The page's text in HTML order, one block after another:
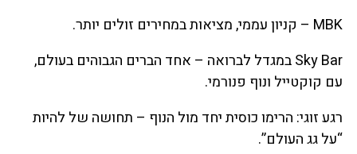
MBK – קניון עממי, מציאות במחירים זולים יותר.
Sky Bar במגדל לברואה – אחד הברים הגבוהים בעולם,
עם קוקטייל ונוף פנורמי.
רגע זוגי: הרימו כוסית יחד מול הנוף – תחושה של להיות
“על גג העולם”.